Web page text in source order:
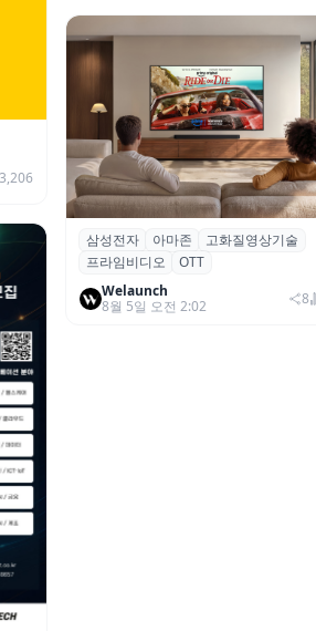
영
3,206
삼성전자·아마존, 프라임 비디오에
‘HDR10+ 어드밴스드’ 적용
삼성전자 아마존
고화질영상기술
프라임비디오
OTT
Welaunch
8월 5일 오전 2:02
8